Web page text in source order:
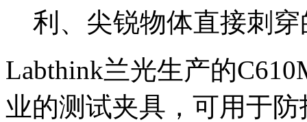
利、尖锐物体直接刺
Labthink兰光生产的
业的测试夹具，可用于